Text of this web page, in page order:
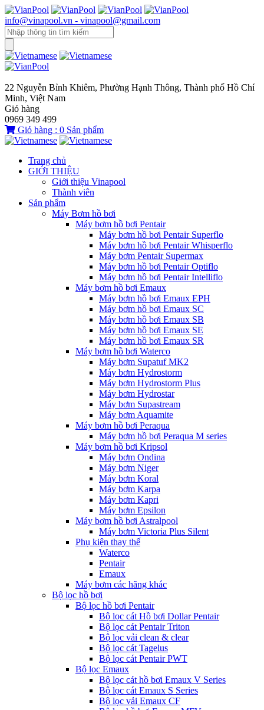
info@vinapool.vn - vinapool@gmail.com
22 Nguyễn Bỉnh Khiêm, Phường Hạnh Thông, Thành phố Hồ Chí
Minh, Việt Nam
Giỏ hàng
0969 349 499
Giỏ hàng : 0 Sản phẩm
Trang chủ
GIỚI THIỆU
Giới thiệu Vinapool
Thành viên
Sản phẩm
Máy Bơm hồ bơi
Máy bơm hồ bơi Pentair
Máy bơm hồ bơi Pentair Superflo
Máy bơm hồ bơi Pentair Whisperflo
Máy bơm Pentair Supermax
Máy bơm hồ bơi Pentair Optiflo
Máy bơm hồ bơi Pentair Intelliflo
Máy bơm hồ bơi Emaux
Máy bơm hồ bơi Emaux EPH
Máy bơm hồ bơi Emaux SC
Máy bơm hồ bơi Emaux SB
Máy bơm hồ bơi Emaux SE
Máy bơm hồ bơi Emaux SR
Máy bơm hồ bơi Waterco
Máy bơm Supatuf MK2
Máy bơm Hydrostorm
Máy bơm Hydrostorm Plus
Máy bơm Hydrostar
Máy bơm Supastream
Máy bơm Aquamite
Máy bơm hồ bơi Peraqua
Máy bơm hồ bơi Peraqua M series
Máy bơm hồ bơi Kripsol
Máy bơm Ondina
Máy bơm Niger
Máy bơm Koral
Máy bơm Karpa
Máy bơm Kapri
Máy bơm Epsilon
Máy bơm hồ bơi Astralpool
Máy bơm Victoria Plus Silent
Phụ kiện thay thế
Waterco
Pentair
Emaux
Máy bơm các hãng khác
Bộ lọc hồ bơi
Bộ lọc hồ bơi Pentair
Bộ lọc cát Hồ bơi Dollar Pentair
Bộ lọc cát Pentair Triton
Bộ lọc vải clean & clear
Bộ lọc cát Tagelus
Bộ lọc cát Pentair PWT
Bộ lọc Emaux
Bộ lọc cát hồ bơi Emaux V Series
Bộ lọc cát Emaux S Series
Bộ lọc vải Emaux CF